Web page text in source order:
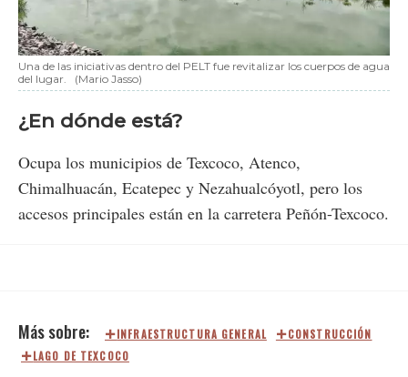
Una de las iniciativas dentro del PELT fue revitalizar los cuerpos de agua
del lugar.
(Mario Jasso)
¿En dónde está?
Ocupa los municipios de Texcoco, Atenco,
Chimalhuacán, Ecatepec y Nezahualcóyotl, pero los
accesos principales están en la carretera Peñón-Texcoco.
INFRAESTRUCTURA GENERAL
CONSTRUCCIÓN
LAGO DE TEXCOCO